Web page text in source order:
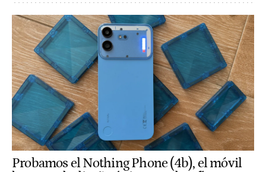
Probamos el Nothing Phone (4b), el móvil